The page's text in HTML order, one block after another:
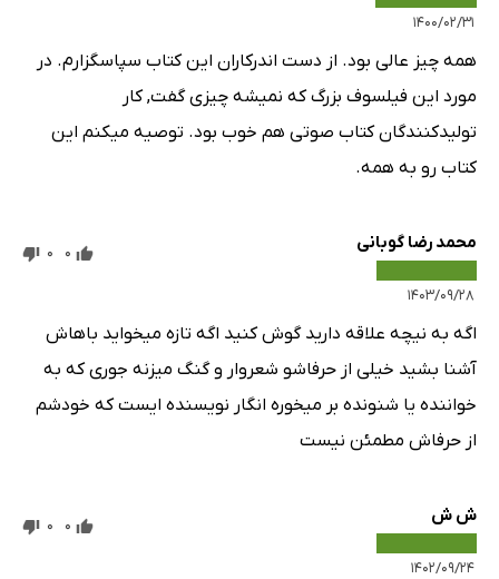
۱۴۰۰/۰۲/۳۱
همه چیز عالی بود. از دست اندرکاران این کتاب سپاسگزارم. در
مورد این فیلسوف بزرگ که نمیشه چیزی گفت, کار
تولیدکنندگان کتاب صوتی هم خوب بود. توصیه میکنم این
کتاب رو به همه.
محمد رضا گوبانی
۱۴۰۳/۰۹/۲۸
0
0
اگه به نیچه علاقه دارید گوش کنید اگه تازه میخواید باهاش
آشنا بشید خیلی از حرفاشو شعروار و گنگ میزنه جوری که به
خواننده یا شنونده بر میخوره انگار نویسنده ایست که خودشم
از حرفاش مطمئن نیست
ش ش
۱۴۰۲/۰۹/۲۴
0
0